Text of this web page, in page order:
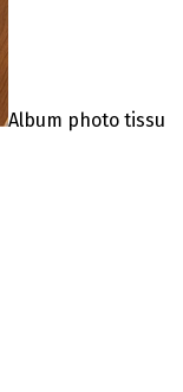
Album photo tissu